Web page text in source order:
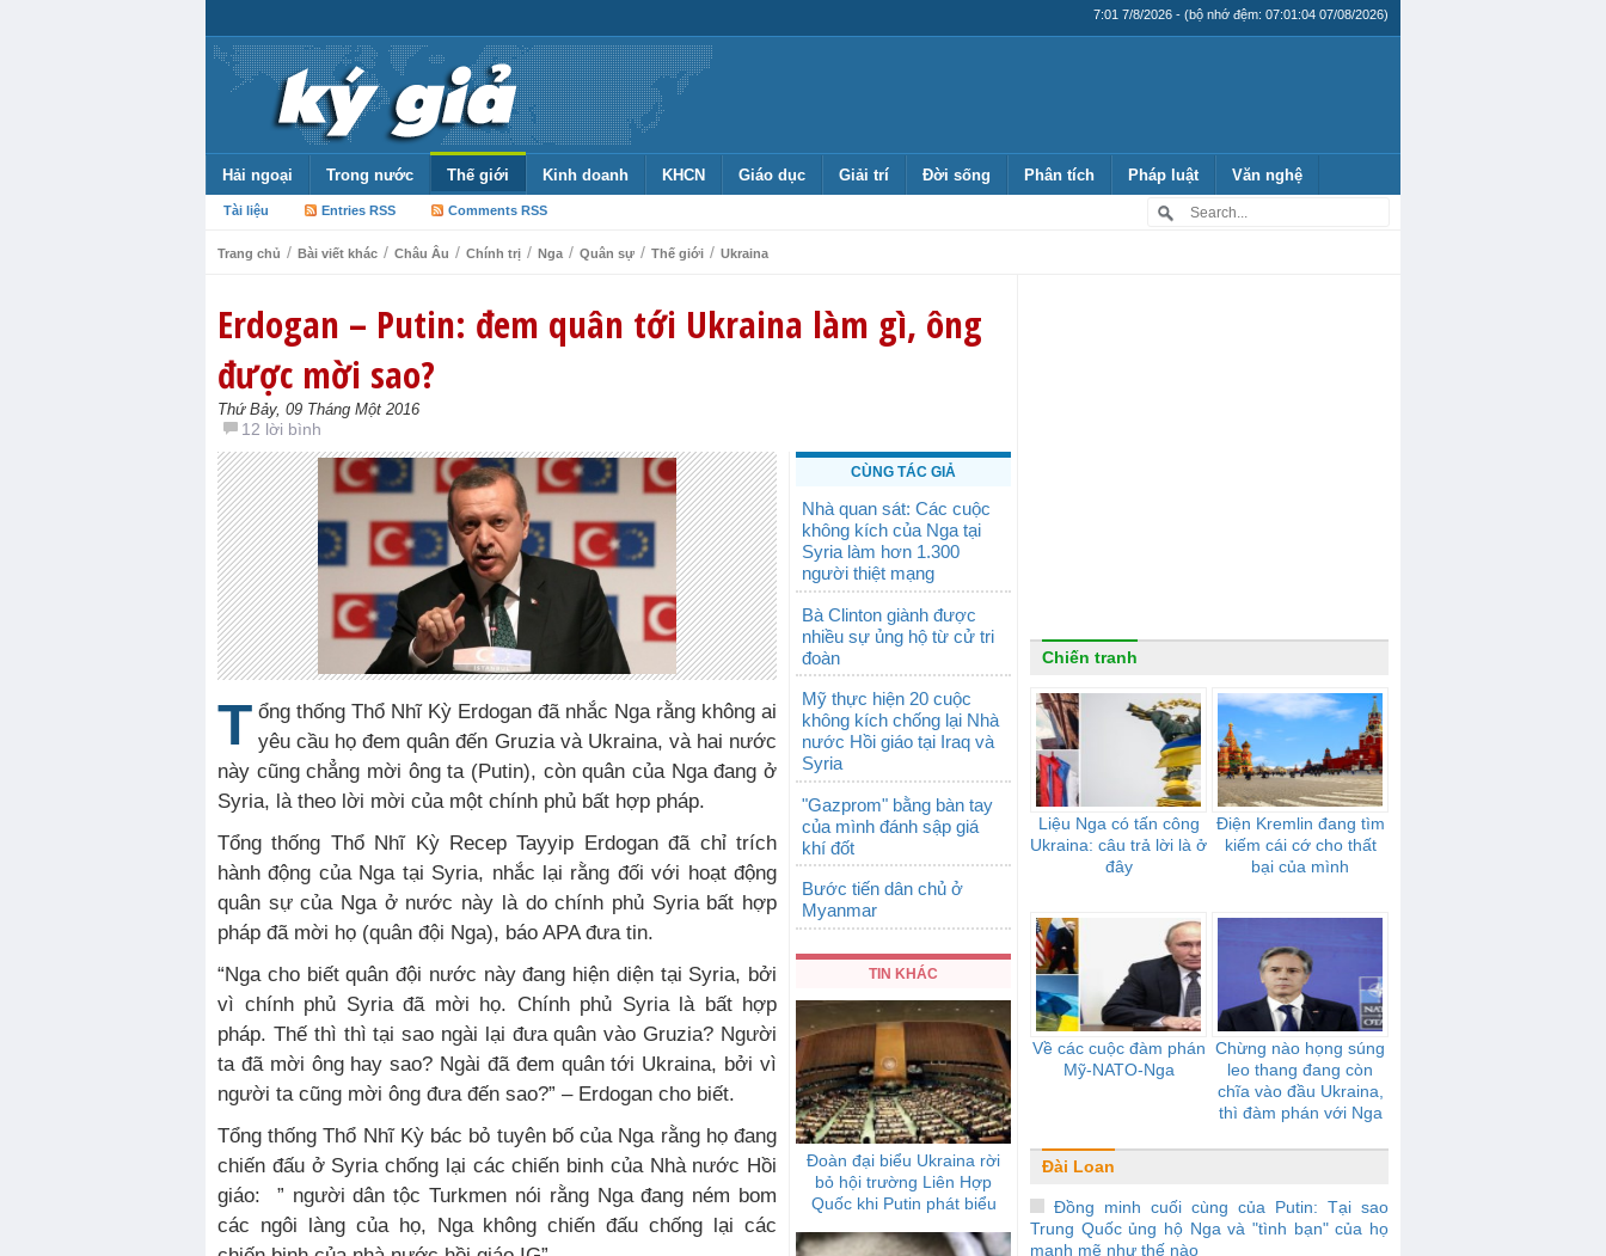
7:01 7/8/2026 - (bộ nhớ đệm: 07:01:04 07/08/2026)
Hải ngoại Trong nước Thế giới Kinh doanh KHCN Giáo dục Giải trí Đời sống Phân tích Pháp luật Văn nghệ
Tài liệu Entries RSS Comments RSS
Trang chủ / Bài viết khác / Châu Âu / Chính trị / Nga / Quân sự / Thế giới / Ukraina
Erdogan – Putin: đem quân tới Ukraina làm gì, ông
được mời sao?
Thứ Bảy, 09 Tháng Một 2016
12 lời bình
T ổng thống Thổ Nhĩ Kỳ Erdogan đã nhắc Nga rằng không ai
yêu cầu họ đem quân đến Gruzia và Ukraina, và hai nước
này cũng chẳng mời ông ta (Putin), còn quân của Nga đang ở
Syria, là theo lời mời của một chính phủ bất hợp pháp.
Tổng thống Thổ Nhĩ Kỳ Recep Tayyip Erdogan đã chỉ trích
hành động của Nga tại Syria, nhắc lại rằng đối với hoạt động
quân sự của Nga ở nước này là do chính phủ Syria bất hợp
pháp đã mời họ (quân đội Nga), báo APA đưa tin.
“Nga cho biết quân đội nước này đang hiện diện tại Syria, bởi
vì chính phủ Syria đã mời họ. Chính phủ Syria là bất hợp
pháp. Thế thì thì tại sao ngài lại đưa quân vào Gruzia? Người
ta đã mời ông hay sao? Ngài đã đem quân tới Ukraina, bởi vì
người ta cũng mời ông đưa đến sao?” – Erdogan cho biết.
Tổng thống Thổ Nhĩ Kỳ bác bỏ tuyên bố của Nga rằng họ đang
chiến đấu ở Syria chống lại các chiến binh của Nhà nước Hồi
giáo: ” người dân tộc Turkmen nói rằng Nga đang ném bom
các ngôi làng của họ, Nga không chiến đấu chống lại các
CÙNG TÁC GIẢ
Nhà quan sát: Các cuộc
không kích của Nga tại
Syria làm hơn 1.300
người thiệt mạng
Bà Clinton giành được
nhiều sự ủng hộ từ cử tri
đoàn
Mỹ thực hiện 20 cuộc
không kích chống lại Nhà
nước Hồi giáo tại Iraq và
Syria
"Gazprom" bằng bàn tay
của mình đánh sập giá
khí đốt
Bước tiến dân chủ ở
Myanmar
TIN KHÁC
Đoàn đại biểu Ukraina rời
bỏ hội trường Liên Hợp
Quốc khi Putin phát biểu
Chiến tranh
Liệu Nga có tấn công
Ukraina: câu trả lời là ở
đây
Điện Kremlin đang tìm
kiếm cái cớ cho thất
bại của mình
Về các cuộc đàm phán
Mỹ-NATO-Nga
Chừng nào họng súng
leo thang đang còn
chĩa vào đầu Ukraina,
thì đàm phán với Nga
Đài Loan
Đồng minh cuối cùng của Putin: Tại sao
Trung Quốc ủng hộ Nga và "tình bạn" của họ
mạnh mẽ như thế nào